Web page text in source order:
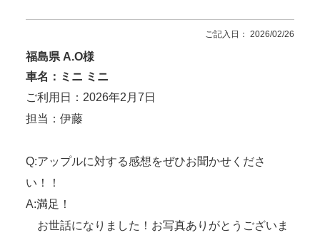
ご記入日： 2026/02/26
福島県 A.O様
車名：ミニ ミニ
ご利用日：2026年2月7日
担当：伊藤
Q:アップルに対する感想をぜひお聞かせくださ
い！！
A:満足！
お世話になりました！お写真ありがとうございま